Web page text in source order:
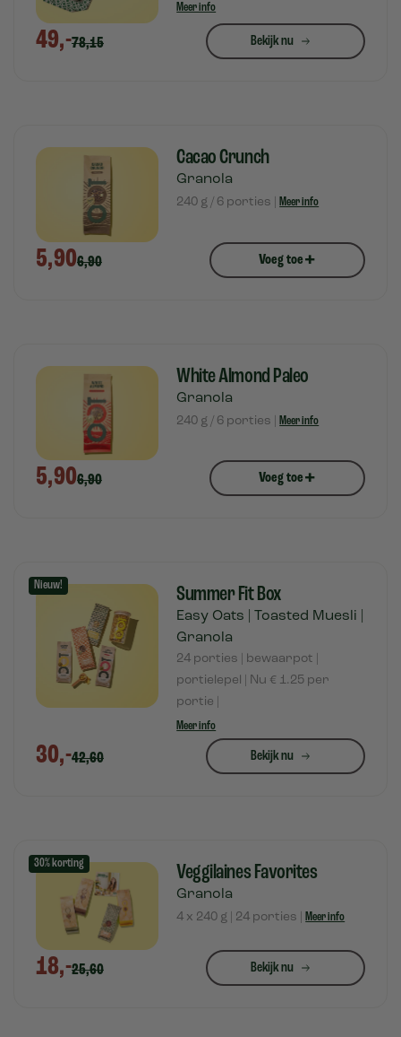
Meer info
49,-78,15 Bekijk nu
Cacao Crunch
Granola
240 g / 6 porties | Meer info
5,906,90 Voeg toe+
White Almond Paleo
Granola
240 g / 6 porties | Meer info
5,906,90 Voeg toe+
Nieuw! Summer Fit Box
Easy Oats | Toasted Muesli |
Granola
24 porties | bewaarpot |
portielepel | Nu € 1.25 per
portie |
Meer info
30,-42,60 Bekijk nu
30% korting Veggilaines Favorites
Granola
4 x 240 g | 24 porties | Meer info
18,-25,60 Bekijk nu